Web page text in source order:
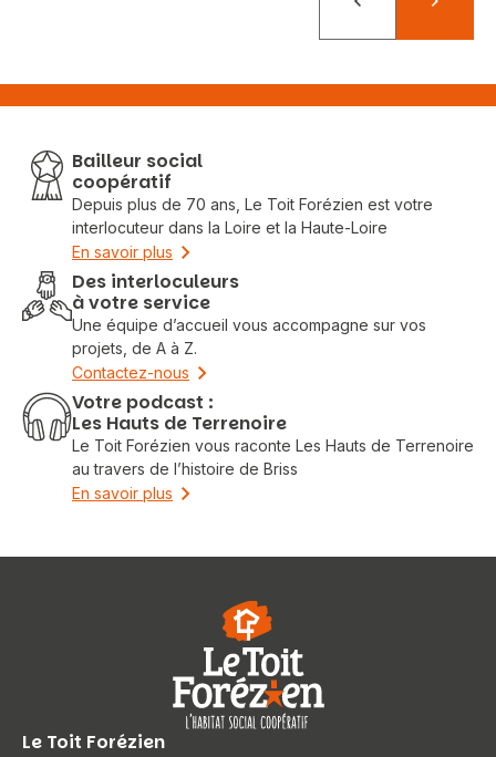
PrécédentSuivant
Bailleur social
coopératif
Depuis plus de 70 ans, Le Toit Forézien est votre
interlocuteur dans la Loire et la Haute-Loire
En savoir plus
Des interloculeurs
à votre service
Une équipe d’accueil vous accompagne sur vos
projets, de A à Z.
Contactez-nous
Votre podcast :
Les Hauts de Terrenoire
Le Toit Forézien vous raconte Les Hauts de Terrenoire
au travers de l’histoire de Briss
En savoir plus
Le Toit Forézien